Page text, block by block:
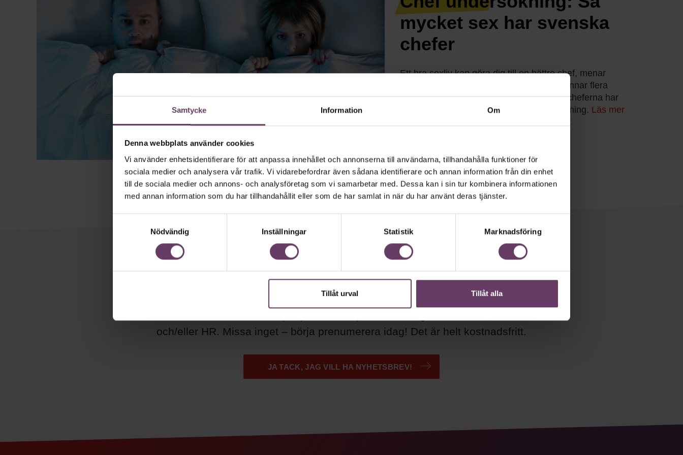
Samtycke Information Om
Denna webbplats använder cookies
Vi använder enhetsidentifierare för att anpassa innehållet och annonserna till användarna, tillhandahålla funktioner för
sociala medier och analysera vår trafik. Vi vidarebefordrar även sådana identifierare och annan information från din enhet
till de sociala medier och annons- och analysföretag som vi samarbetar med. Dessa kan i sin tur kombinera informationen
med annan information som du har tillhandahållit eller som de har samlat in när du har använt deras tjänster.
Nödvändig
Inställningar Statistik Marknadsföring
Tillåt urval Tillåt alla
mycket sex har svenska
chefer
Ett bra sexliv kan göra dig till en bättre chef, menar
experterna. Närhet och goda relationer gynnar flera
ledarförmågor och reducerar stress. Och cheferna har
oväntat mycket sex, visar Chefs undersökning. Läs mer
Håll dig uppdaterad med våra nyhetsbrev!
Våra populära nyhetsbrev samlar varje vecka det bästa från Chef och
och/eller HR. Missa inget – börja prenumerera idag! Det är helt kostnadsfritt.
JA TACK, JAG VILL HA NYHETSBREV!